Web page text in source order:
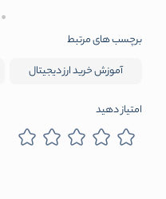
برچسب های مرتبط
آموزش خرید ارز دیجیتال
امتیاز دهید